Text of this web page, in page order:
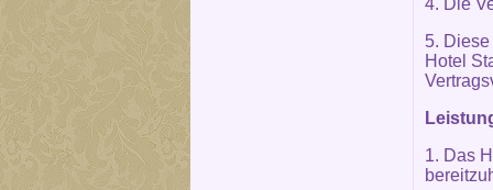
4. Die
5.
Hotel
1. Das